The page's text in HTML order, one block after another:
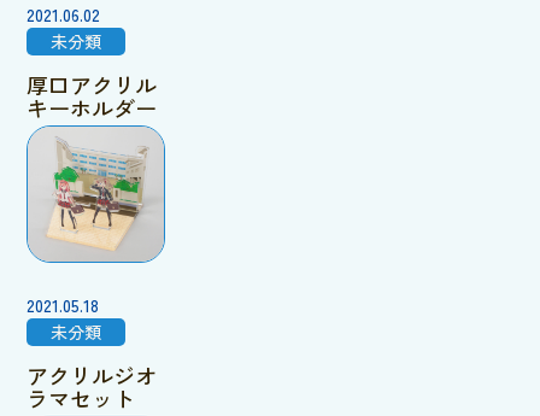
2021.06.02
未分類
厚口アクリル
キーホルダー
2021.05.18
未分類
アクリルジオ
ラマセット